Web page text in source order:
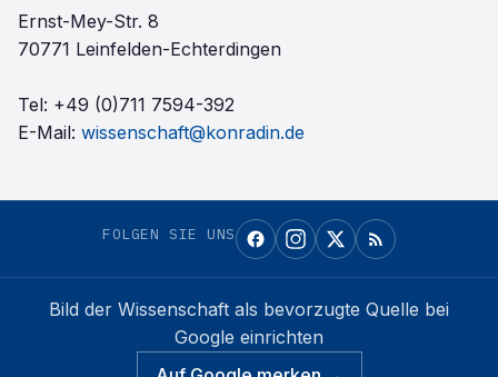
Ernst-Mey-Str. 8
70771 Leinfelden-Echterdingen
Tel: +49 (0)711 7594-392
E-Mail: wissenschaft@konradin.de
FOLGEN SIE UNS
Bild der Wissenschaft als bevorzugte Quelle bei
Google einrichten